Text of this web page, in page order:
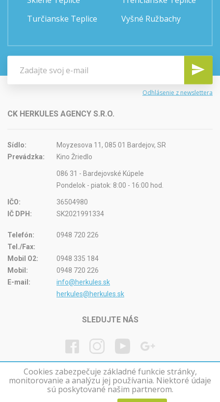
Turčianske Teplice
Vyšné Ružbachy
Odhlásenie z newslettera
CK HERKULES AGENCY S.R.O.
Sídlo:
Moyzesova 11, 085 01 Bardejov, SR
Prevádzka:
Kino Žriedlo
086 31 - Bardejovské Kúpele
Pondelok - piatok: 8:00 - 16:00 hod.
IČO:
36504980
IČ DPH:
SK2021991334
Telefón:
0948 720 226
Tel./Fax:
Mobil O2:
0948 335 184
Mobil:
0948 720 226
E-mail:
info@herkules.sk
herkules@herkules.sk
SLEDUJTE NÁS
© Herkules kúpele na Slovensku
Cookies zabezpečuje základné funkcie stránky,
monitorovanie a analýzu jej používania. Niektoré údaje
sú poskytované našim partnerom.